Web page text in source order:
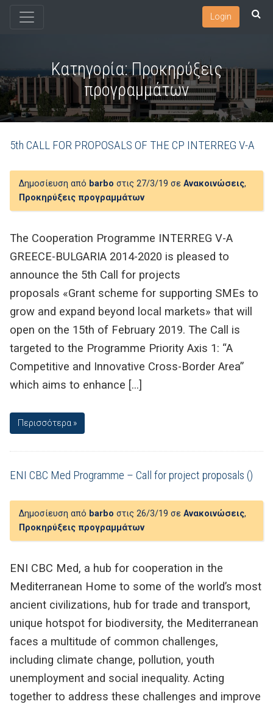
Login
Κατηγορία:Προκηρύξεις
προγραμμάτων
5th CALL FOR PROPOSALS OF THE CP INTERREG V-A
Δημοσίευση από barbo στις 27/3/19 σε Ανακοινώσεις,
Προκηρύξεις προγραμμάτων
The Cooperation Programme INTERREG V-A
GREECE-BULGARIA 2014-2020 is pleased to
announce the 5th Call for projects
proposals «Grant scheme for supporting SMEs to
grow and expand beyond local markets» that will
open on the 15th of February 2019. The Call is
targeted to the Programme Priority Axis 1: “A
Competitive and Innovative Cross-Border Area”
which aims to enhance […]
Περισσότερα »
ENI CBC Med Programme – Call for project proposals ()
Δημοσίευση από barbo στις 26/3/19 σε Ανακοινώσεις,
Προκηρύξεις προγραμμάτων
ENI CBC Med, a hub for cooperation in the
Mediterranean Home to some of the world’s most
ancient civilizations, hub for trade and transport,
unique hotspot for biodiversity, the Mediterranean
faces a multitude of common challenges,
including climate change, pollution, youth
unemployment and social inequality. Acting
together to address these challenges and improve